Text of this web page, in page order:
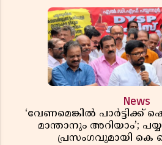
News
‘വേണമെങ്കിൽ പാർട്ടിക്ക്
മാന്താനും അറിയാം’;
പ്രസംഗവുമായി കെ